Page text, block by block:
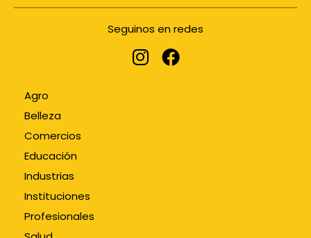
Seguinos en redes
Agro
Belleza
Comercios
Educación
Industrias
Instituciones
Profesionales